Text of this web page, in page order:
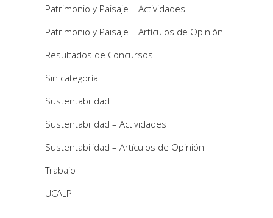
Patrimonio y Paisaje – Actividades
Patrimonio y Paisaje – Artículos de Opinión
Resultados de Concursos
Sin categoría
Sustentabilidad
Sustentabilidad – Actividades
Sustentabilidad – Artículos de Opinión
Trabajo
UCALP